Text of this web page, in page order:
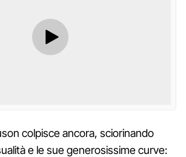
colpisce ancora, sciorinando
e le sue generosissime curve: